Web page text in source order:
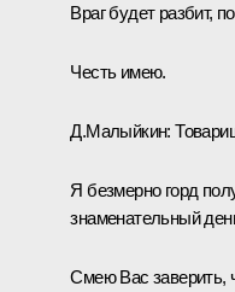
Враг будет разбит,
Честь имею.
Д.Малыйкин:
Я безмерно горд
знаменательный
Смею Вас заверить,